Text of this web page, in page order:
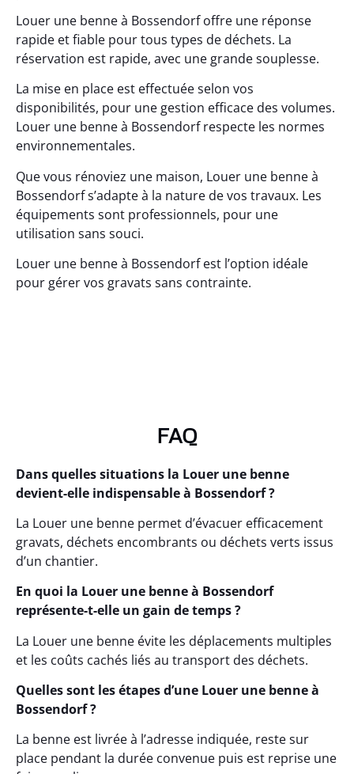
Louer une benne à Bossendorf offre une réponse
rapide et fiable pour tous types de déchets. La
réservation est rapide, avec une grande souplesse.
La mise en place est effectuée selon vos
disponibilités, pour une gestion efficace des volumes.
Louer une benne à Bossendorf respecte les normes
environnementales.
Que vous rénoviez une maison, Louer une benne à
Bossendorf s’adapte à la nature de vos travaux. Les
équipements sont professionnels, pour une
utilisation sans souci.
Louer une benne à Bossendorf est l’option idéale
pour gérer vos gravats sans contrainte.
FAQ
Dans quelles situations la Louer une benne
devient-elle indispensable à Bossendorf ?
La Louer une benne permet d’évacuer efficacement
gravats, déchets encombrants ou déchets verts issus
d’un chantier.
En quoi la Louer une benne à Bossendorf
représente-t-elle un gain de temps ?
La Louer une benne évite les déplacements multiples
et les coûts cachés liés au transport des déchets.
Quelles sont les étapes d’une Louer une benne à
Bossendorf ?
La benne est livrée à l’adresse indiquée, reste sur
place pendant la durée convenue puis est reprise une